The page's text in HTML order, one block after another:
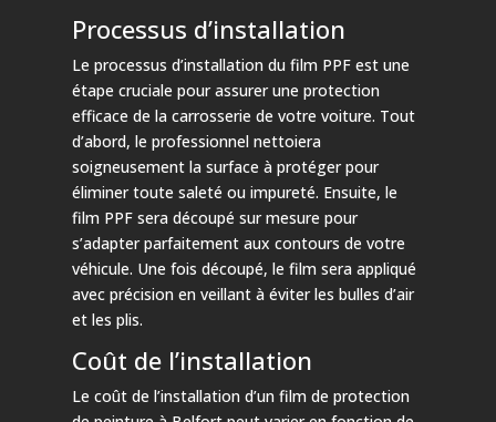
Processus d’installation
Le processus d’installation du film PPF est une
étape cruciale pour assurer une protection
efficace de la carrosserie de votre voiture. Tout
d’abord, le professionnel nettoiera
soigneusement la surface à protéger pour
éliminer toute saleté ou impureté. Ensuite, le
film PPF sera découpé sur mesure pour
s’adapter parfaitement aux contours de votre
véhicule. Une fois découpé, le film sera appliqué
avec précision en veillant à éviter les bulles d’air
et les plis.
Coût de l’installation
Le coût de l’installation d’un film de protection